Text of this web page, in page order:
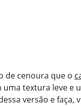
de cenoura que o
textura leve e
versão e faça,